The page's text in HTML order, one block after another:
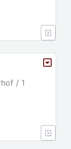
/ 1